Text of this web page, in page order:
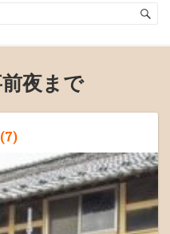
夜まで